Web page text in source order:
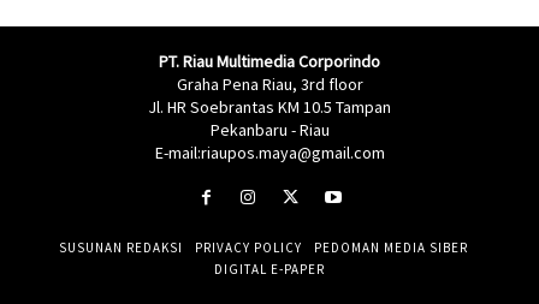
PT. Riau Multimedia Corporindo
Graha Pena Riau, 3rd floor
Jl. HR Soebrantas KM 10.5 Tampan
Pekanbaru - Riau
E-mail:riaupos.maya@gmail.com
SUSUNAN REDAKSI PRIVACY POLICY
PEDOMAN MEDIA SIBER
DIGITAL E-PAPER